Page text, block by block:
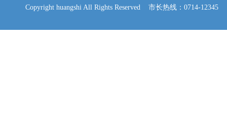
Copyright huangshi All Rights Reserved 市长热线：0714-12345